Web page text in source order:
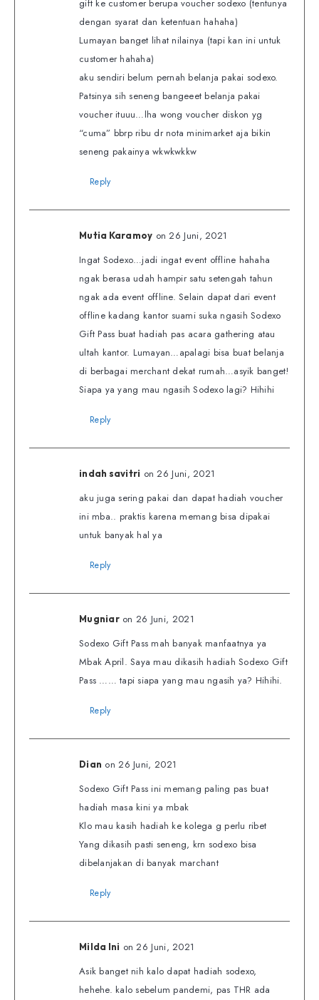
gift ke customer berupa voucher sodexo (tentunya
dengan syarat dan ketentuan hahaha)
Lumayan banget lihat nilainya (tapi kan ini untuk
customer hahaha)
aku sendiri belum pernah belanja pakai sodexo.
Patsinya sih seneng bangeeet belanja pakai
voucher ituuu…lha wong voucher diskon yg
“cuma” bbrp ribu dr nota minimarket aja bikin
seneng pakainya wkwkwkkw
Reply
Mutia Karamoy on 26 Juni, 2021
Ingat Sodexo…jadi ingat event offline hahaha
ngak berasa udah hampir satu setengah tahun
ngak ada event offline. Selain dapat dari event
offline kadang kantor suami suka ngasih Sodexo
Gift Pass buat hadiah pas acara gathering atau
ultah kantor. Lumayan…apalagi bisa buat belanja
di berbagai merchant dekat rumah…asyik banget!
Siapa ya yang mau ngasih Sodexo lagi? Hihihi
Reply
indah savitri on 26 Juni, 2021
aku juga sering pakai dan dapat hadiah voucher
ini mba.. praktis karena memang bisa dipakai
untuk banyak hal ya
Reply
Mugniar on 26 Juni, 2021
Sodexo Gift Pass mah banyak manfaatnya ya
Mbak April. Saya mau dikasih hadiah Sodexo Gift
Pass …… tapi siapa yang mau ngasih ya? Hihihi.
Reply
Dian on 26 Juni, 2021
Sodexo Gift Pass ini memang paling pas buat
hadiah masa kini ya mbak
Klo mau kasih hadiah ke kolega g perlu ribet
Yang dikasih pasti seneng, krn sodexo bisa
dibelanjakan di banyak marchant
Reply
Milda Ini on 26 Juni, 2021
Asik banget nih kalo dapat hadiah sodexo,
hehehe. kalo sebelum pandemi, pas THR ada